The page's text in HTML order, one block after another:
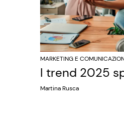
MARKETING E
I trend 2025
Martina Rusca